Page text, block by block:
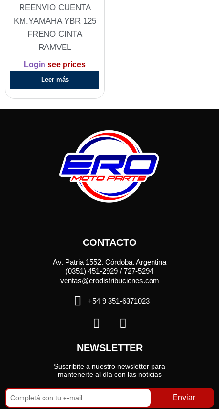
REENVIO CUENTA
KM.YAMAHA YBR 125
FRENO CINTA
RAMVEL
Login see prices
Leer más
CONTACTO
Av. Patria 1552, Córdoba, Argentina
(0351) 451-2929 / 727-5294
ventas@erodistribuciones.com
+54 9 351-6371023
NEWSLETTER
Suscribite a nuestro newsletter para
mantenerte al día con las noticias
Enviar